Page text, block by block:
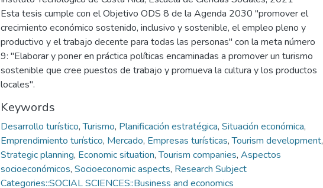
Esta tesis cumple con el Objetivo ODS 8 de la Agenda 2030 "promover el
crecimiento económico sostenido, inclusivo y sostenible, el empleo pleno y
productivo y el trabajo decente para todas las personas" con la meta número
9: "Elaborar y poner en práctica políticas encaminadas a promover un turismo
sostenible que cree puestos de trabajo y promueva la cultura y los productos
locales".
Keywords
Desarrollo turístico,Turismo, Planificación estratégica, Situación económica,
Emprendimiento turístico, Mercado, Empresas turísticas,Tourism development,
Strategic planning, Economic situation,Tourism companies, Aspectos
socioeconómicos, Socioeconomic aspects, Research Subject
Categories::SOCIAL SCIENCES::Business and economics